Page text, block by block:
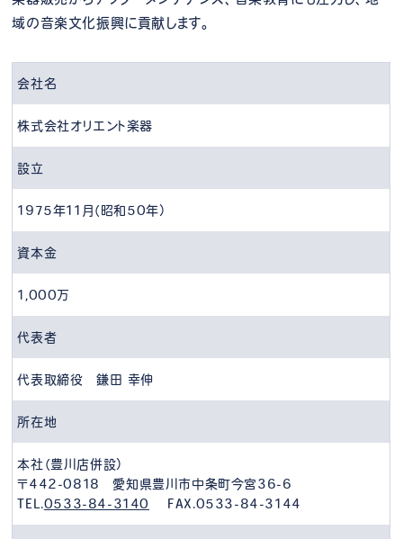
域の音楽文化振興に貢献します。
会社名
株式会社オリエント楽器
設立
1975年11月（昭和50年）
資本金
1,000万
代表者
代表取締役 鎌田 幸伸
所在地
本社（豊川店併設）
〒442-0818 愛知県豊川市中条町今宮36-6
TEL.0533-84-3140 FAX.0533-84-3144